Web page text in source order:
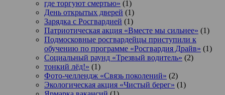
где торгуют смертью» (1)
День открытых дверей (1)
Зарядка с Росгвардией (1)
Патриотическая акция «Вместе мы сильнее» (1)
Подмосковные росгвардейцы приступили к
обучению по программе «Росгвардия Драйв» (1)
Социальный раунд «Трезвый водитель» (2)
тонкий лёд!» (1)
Фото-челлендж «Связь поколений» (2)
Экологическая акция «Чистый берег» (1)